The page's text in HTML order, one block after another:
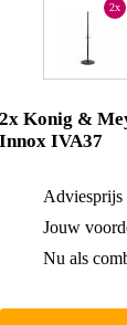
2x
2x Konig &
Innox IVA37
Adviesprijs
Jouw
Nu als